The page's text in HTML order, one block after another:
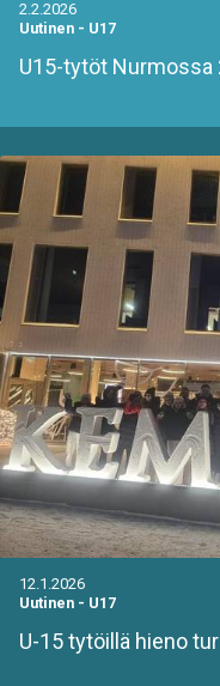
2.2.2026
Uutinen - U17
U15-tytöt Nurmossa
12.1.2026
Uutinen - U17
U-15 tytöillä hieno